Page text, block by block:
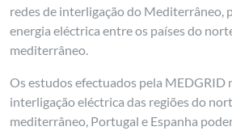
redes de interligação do Mediterrâneo,
energia eléctrica entre os países do
mediterrâneo.
Os estudos efectuados pela MEDGRID
interligação eléctrica das regiões do
mediterrâneo, Portugal e Espanha